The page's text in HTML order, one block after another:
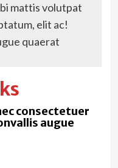
mattis volutpat
elit ac!
quaerat
consectetuer
augue